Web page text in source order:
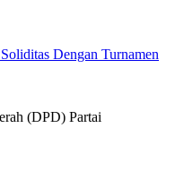
Dengan Turnamen
(DPD) Partai